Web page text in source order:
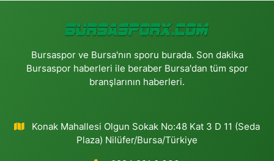
Bursaspor ve Bursa'nın sporu burada. Son dakika
Bursaspor haberleri ile beraber Bursa'dan tüm spor
branşlarının haberleri.
Konak Mahallesi Olgun Sokak No:48 Kat 3 D 11 (Seda
Plaza) Nilüfer/Bursa/Türkiye